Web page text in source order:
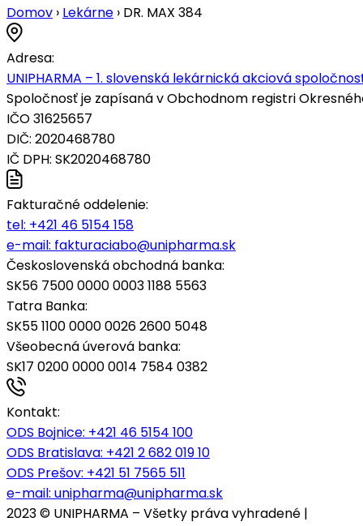
Domov › Lekárne › DR. MAX 384
Adresa:
UNIPHARMA – 1. slovenská lekárnická akciová
Spoločnosť je zapísaná v Obchodnom registri
IČO 31625657
DIČ: 2020468780
IČ DPH: SK2020468780
Fakturačné oddelenie:
tel: +421 46 5154 158
e-mail: fakturaciabo@unipharma.sk
Československá obchodná banka:
SK56 7500 0000 0003 1188 5563
Tatra Banka:
SK55 1100 0000 0026 2600 5048
Všeobecná úverová banka:
SK17 0200 0000 0014 7584 0382
Kontakt:
ODS Bojnice: +421 46 5154 100
ODS Bratislava: +421 2 682 019 10
ODS Prešov: +421 51 7565 511
e-mail: unipharma@unipharma.sk
2023 © UNIPHARMA – Všetky práva vyhradené |